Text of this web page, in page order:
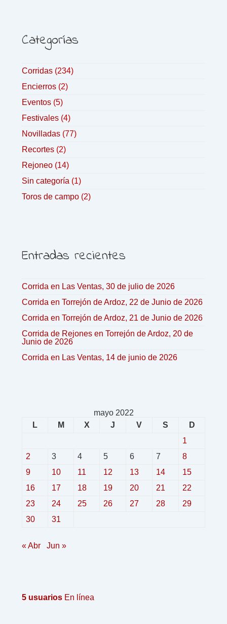
Categorías
Corridas (234)
Encierros (2)
Eventos (5)
Festivales (4)
Novilladas (77)
Recortes (2)
Rejoneo (14)
Sin categoría (1)
Toros de campo (2)
Entradas recientes
Corrida en Las Ventas, 30 de julio de 2026
Corrida en Torrejón de Ardoz, 22 de Junio de 2026
Corrida en Torrejón de Ardoz, 21 de Junio de 2026
Corrida de Rejones en Torrejón de Ardoz, 20 de
Junio de 2026
Corrida en Las Ventas, 14 de junio de 2026
mayo 2022
L
M X J V S
D
1
2
3 4 5 6 7
8
9
10 11 12 13 14
15
16
17 18 19 20 21
22
23
24 25 26 27 28
29
30
31
« Abr Jun »
5 usuarios En línea